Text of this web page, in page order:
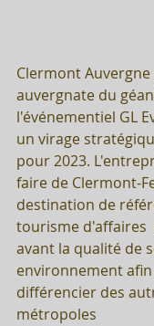
Clermont
auvergnate du
l'événementiel GL
un virage
pour 2023.
faire de Clermont-
destination de
tourisme d'affaires
avant la qualité de
environnement afin
différencier des
métropoles